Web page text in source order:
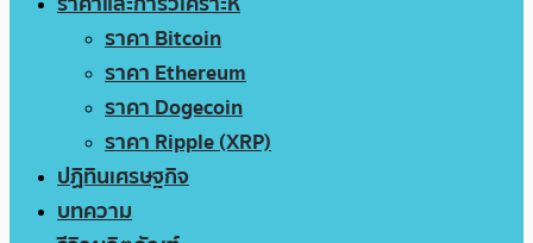
ราคา Bitcoin
ราคา Ethereum
ราคา Dogecoin
ราคา Ripple (XRP)
ปฏิทินเศรษฐกิจ
บทความ